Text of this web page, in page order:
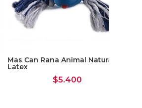
Mas Can Rana Animal Natural
Latex
$5.400